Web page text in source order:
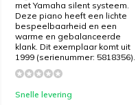
met Yamaha silent systeem.
Deze piano heeft een lichte
bespeelbaarheid en een
warme en gebalanceerde
klank. Dit exemplaar komt uit
1999 (serienummer: 5818356).
Snelle levering